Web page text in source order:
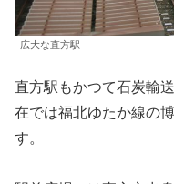
広大な直方駅
直方駅もかつて石炭輸
在では福北ゆたか線の
す。